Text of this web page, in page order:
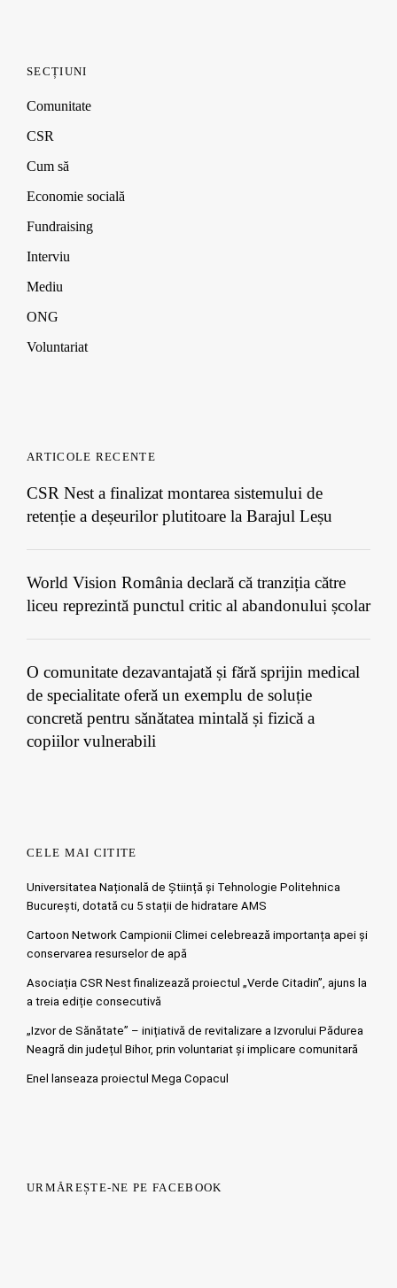
SECȚIUNI
Comunitate
CSR
Cum să
Economie socială
Fundraising
Interviu
Mediu
ONG
Voluntariat
ARTICOLE RECENTE
CSR Nest a finalizat montarea sistemului de
retenție a deșeurilor plutitoare la Barajul Leșu
World Vision România declară că tranziția către
liceu reprezintă punctul critic al abandonului școlar
O comunitate dezavantajată și fără sprijin medical
de specialitate oferă un exemplu de soluție
concretă pentru sănătatea mintală și fizică a
copiilor vulnerabili
CELE MAI CITITE
Universitatea Națională de Știință și Tehnologie Politehnica
București, dotată cu 5 stații de hidratare AMS
Cartoon Network Campionii Climei celebrează importanța apei și
conservarea resurselor de apă
Asociația CSR Nest finalizează proiectul „Verde Citadin”, ajuns la
a treia ediție consecutivă
„Izvor de Sănătate” – inițiativă de revitalizare a Izvorului Pădurea
Neagră din județul Bihor, prin voluntariat și implicare comunitară
Enel lanseaza proiectul Mega Copacul
URMĂREȘTE-NE PE FACEBOOK